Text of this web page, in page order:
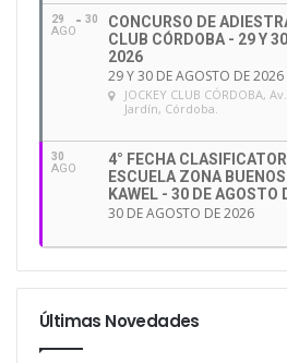
29
AGO
30
CONCURSO DE
CLUB CÓRDOBA - 29 Y
2026
29 Y 30 DE AGOSTO DE 2026
JOCKEY CLUB CÓRDOBA,
Jardín, Córdoba.
30
AGO
4° FECHA
ESCUELA ZONA
KAWEL - 30 DE AGOSTO
30 DE AGOSTO DE 2026
Últimas Novedades